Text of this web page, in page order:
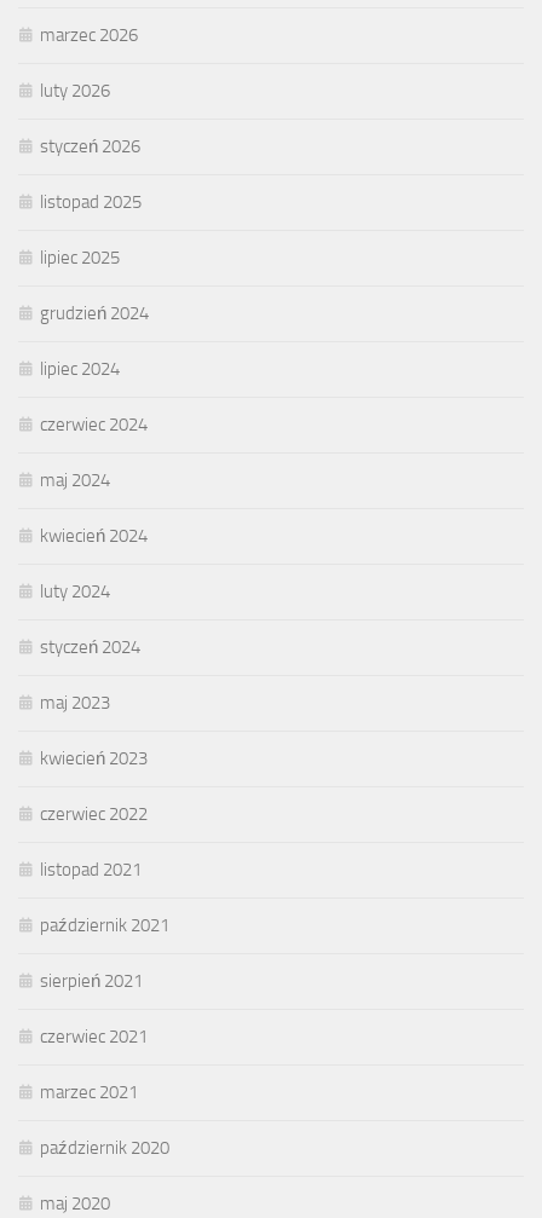
marzec 2026
luty 2026
styczeń 2026
listopad 2025
lipiec 2025
grudzień 2024
lipiec 2024
czerwiec 2024
maj 2024
kwiecień 2024
luty 2024
styczeń 2024
maj 2023
kwiecień 2023
czerwiec 2022
listopad 2021
październik 2021
sierpień 2021
czerwiec 2021
marzec 2021
październik 2020
maj 2020